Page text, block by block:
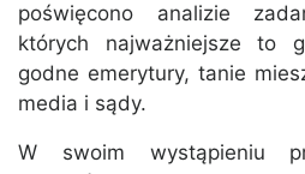
poświęcono analizie
których najważniejsze to
godne emerytury, tanie
media i sądy.
W swoim wystąpieniu